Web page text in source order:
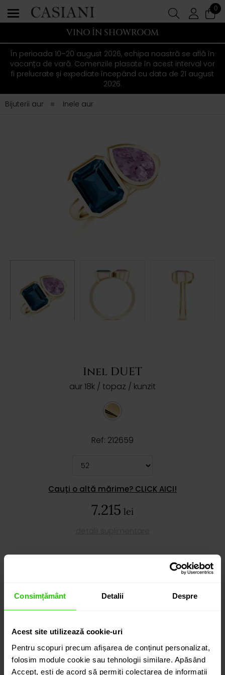
Consimțământ Detalii Despre
Acest site utilizează cookie-uri
Pentru scopuri precum afișarea de conținut personalizat,
folosim module cookie sau tehnologii similare. Apăsând
Accept, ești de acord să permiți colectarea de informații
0
VINO ÎN SHOWROOM
În perioada 10–20 august 2026, echipa noastră se află în
vacanța de vară. Comenzile plasate în acest interval vor
fi prelucrate și expediate începând cu data de 21 august
2026.
Bijuterii aur
Inele aur
Inel DUET
aur 18k / topaz / kunzit
Ref: 212659
Cauți o altă mărime? CLICK AICI!
7.215 lei
PROGRAMEAZĂ O ÎNTÂLNIRE
DETALII